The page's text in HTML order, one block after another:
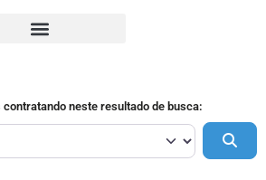
neste resultado de busca: